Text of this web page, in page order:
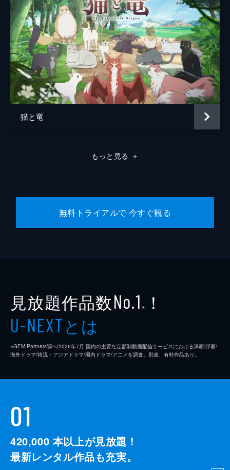
猫と竜
もっと見る ＋
無料トライアルで 今すぐ観る
見放題作品数No.1 ※ ！
U-NEXTとは
※GEM Partners調べ/2026年7⽉ 国内の主要な定額制動画配信サービスにおける洋画/邦画/
海外ドラマ/韓流・アジアドラマ/国内ドラマ/アニメを調査。別途、有料作品あり。
01
420,000 本以上が見放題！
最新レンタル作品も充実。